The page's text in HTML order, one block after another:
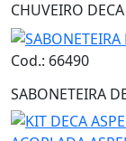
CHUVEIRO
Cod.: 66490
SABONETEIRA